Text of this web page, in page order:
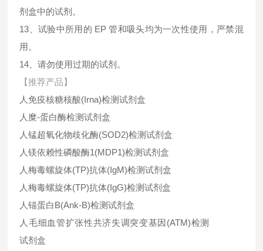
剂盒中的试剂。
13、试验中所用的 EP 管和吸头均为一次性使用，严禁混
用。
14、请勿使用过期的试剂。
【推荐产品】
人免疫核糖核酸(Irna)检测试剂盒
人糜-蛋白酶检测试剂盒
人锰超氧化物歧化酶(SOD2)检测试剂盒
人镁依赖性磷酸酶1(MDP1)检测试剂盒
人梅毒螺旋体(TP)抗体(IgM)检测试剂盒
人梅毒螺旋体(TP)抗体(IgG)检测试剂盒
人锚蛋白B(Ank-B)检测试剂盒
人毛细血管扩张性共济失调突变基因(ATM)检测
试剂盒